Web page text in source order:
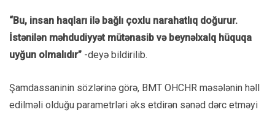
“Bu, insan haqları ilə bağlı çoxlu narahatlıq doğurur.
İstənilən məhdudiyyət mütənasib və beynəlxalq hüquqa
uyğun olmalıdır” -deyə bildirilib.
Şamdassaninin sözlərinə görə, BMT OHCHR məsələnin həll
edilməli olduğu parametrləri əks etdirən sənəd dərc etməyi